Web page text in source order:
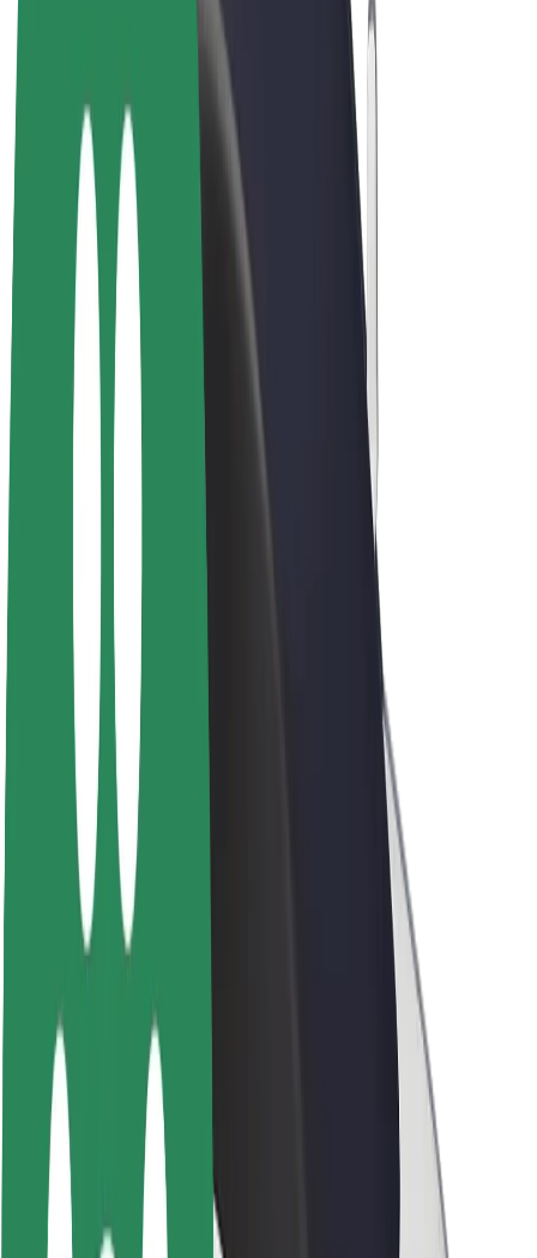
Bolt Drive
Bolt for Business
Biciclete electrice
Bolt Plus
Câștigă cu Bolt
Șoferi
Câștiguri șofer partener
Companie
Cariere
Despre Bolt
Sustenabilitatea la Bolt
Proiectul Zero
Blog
Centrul de presă
Manual de brand
Relații cu investitorii
Conducere
Brand
Presă
Fondul Urban
Siguranță